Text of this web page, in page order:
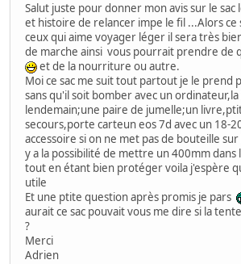
Salut juste pour donner mon avis sur le
et histoire de relancer impe le fil ...Alors ce
ceux qui aime voyager léger il sera très
de marche ainsi vous pourrait prendre de
et de la nourriture ou autre.
Moi ce sac me suit tout partout je le prend
sans qu'il soit bomber avec un
lendemain;une paire de jumelle;un
secours,porte carteun eos 7d avec un 18-
accessoire si on ne met pas de bouteille
y a la possibilité de mettre un 400mm dans
tout en étant bien protéger voila j'espère
utile
Et une ptite question après promis je pars
aurait ce sac pouvait vous me dire si la
?
Merci
Adrien